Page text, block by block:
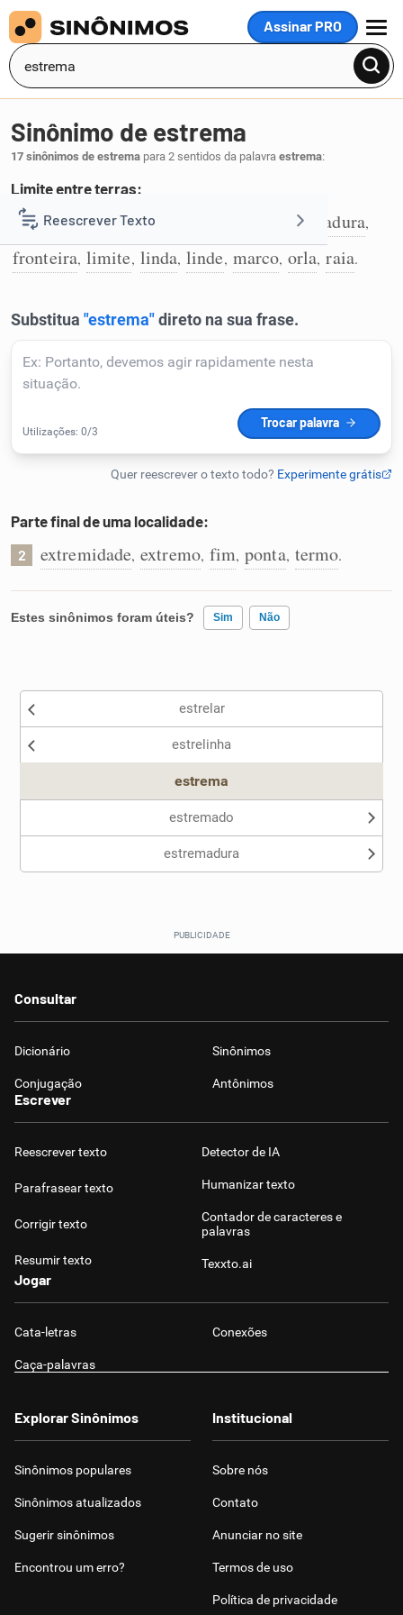
Assinar PRO
MENU
Reescrever Texto
Resumir Texto
Corrigir Texto
Detector de IA
Humanizador de IA
Cata-letras
Conexões
Caça-palavras
Dicionário
Sinônimo de estrema
17 sinônimos de estrema para 2 sentidos da palavra estrema:
Limite entre terras:
1 arraia,baliza,divisa estremadura,
fronteira, limite, linda, linde, marco, orla, raia.
Parte final de uma localidade:
2 extremidade, extremo, fim, ponta, termo.
Estes sinônimos foram úteis? Sim Não
Nenhum dos sinônimos apresentados me ajudou
estrelar
estrelinha
estrema
estremado
estremadura
Consultar
Dicionário Sinônimos
Conjugação Antônimos
Escrever
Reescrever texto
Parafrasear texto
Corrigir texto
Resumir texto
Detector de IA
Humanizar texto
Contador de caracteres e
palavras
Texxto.ai
Jogar
Cata-letras Conexões
Caça-palavras
Explorar Sinônimos
Sinônimos populares
Sinônimos atualizados
Sugerir sinônimos
Encontrou um erro?
Institucional
Sobre nós
Contato
Anunciar no site
Termos de uso
Política de privacidade